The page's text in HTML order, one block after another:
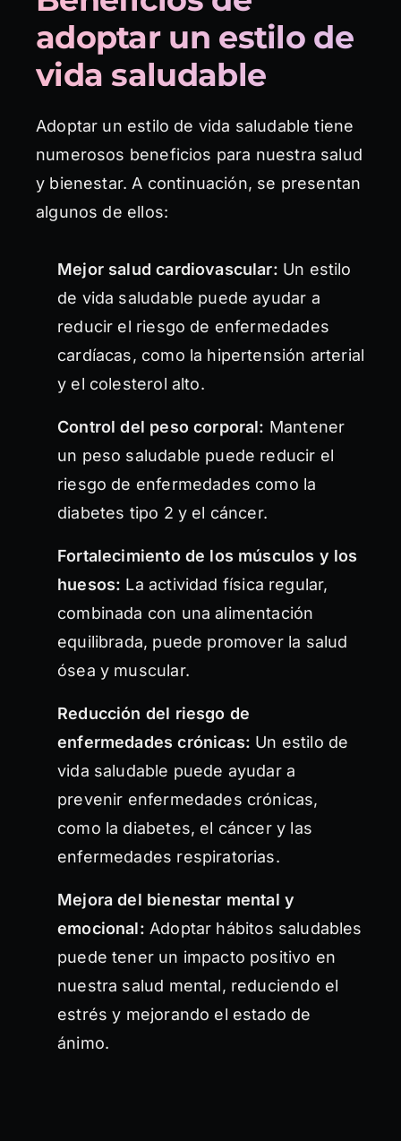
adoptar un estilo de
vida saludable
Adoptar un estilo de vida saludable tiene
numerosos beneficios para nuestra salud
y bienestar. A continuación, se presentan
algunos de ellos:
Mejor salud cardiovascular: Un estilo
de vida saludable puede ayudar a
reducir el riesgo de enfermedades
cardíacas, como la hipertensión arterial
y el colesterol alto.
Control del peso corporal: Mantener
un peso saludable puede reducir el
riesgo de enfermedades como la
diabetes tipo 2 y el cáncer.
Fortalecimiento de los músculos y los
huesos: La actividad física regular,
combinada con una alimentación
equilibrada, puede promover la salud
ósea y muscular.
Reducción del riesgo de
enfermedades crónicas: Un estilo de
vida saludable puede ayudar a
prevenir enfermedades crónicas,
como la diabetes, el cáncer y las
enfermedades respiratorias.
Mejora del bienestar mental y
emocional: Adoptar hábitos saludables
puede tener un impacto positivo en
nuestra salud mental, reduciendo el
estrés y mejorando el estado de
ánimo.